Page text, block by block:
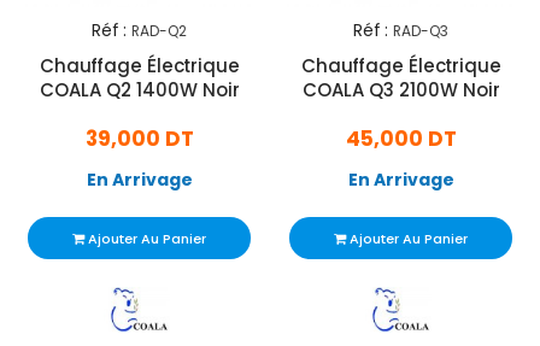
Réf : RAD-Q2
Chauffage Électrique
COALA Q2 1400W Noir
39,000 DT
En Arrivage
Ajouter Au Panier
Réf : RAD-Q3
Chauffage Électrique
COALA Q3 2100W Noir
45,000 DT
En Arrivage
Ajouter Au Panier